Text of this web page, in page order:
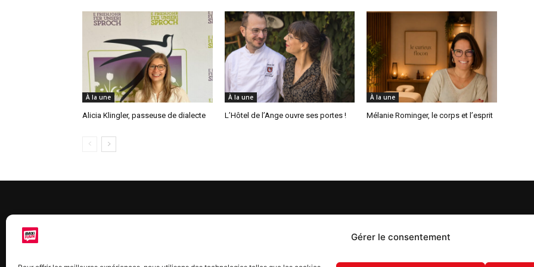
Gérer le consentement
À la une
Alicia Klingler, passeuse de dialecte
À la une
L’Hôtel de l’Ange ouvre ses portes !
À la une
Mélanie Rominger, le corps et l’esprit